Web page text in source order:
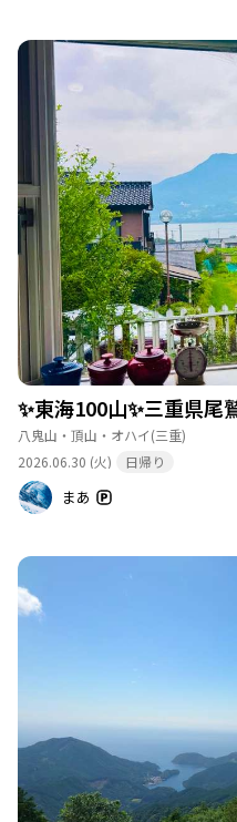
八鬼山・頂山・オハイ(三重)
2026.06.30 (火)
日帰り
まあ